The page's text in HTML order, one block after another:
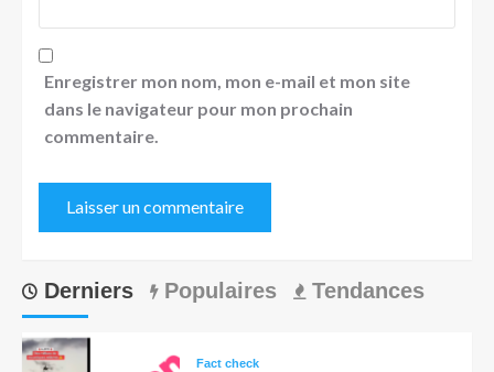
Enregistrer mon nom, mon e-mail et mon site
dans le navigateur pour mon prochain
commentaire.
Derniers Populaires Tendances
Fact check